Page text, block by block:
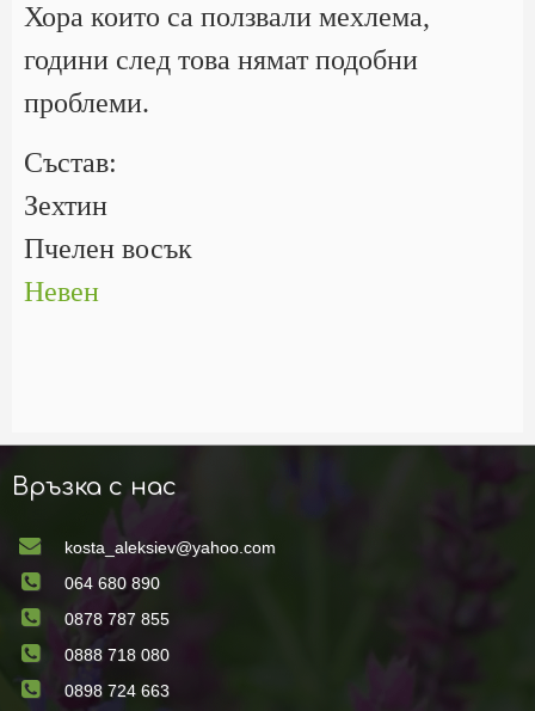
Хора които са ползвали мехлема,
години след това нямат подобни
проблеми.
Състав:
Зехтин
Пчелен восък
Невен
Връзка с нас
kosta_aleksiev@yahoo.com
064 680 890
0878 787 855
0888 718 080
0898 724 663